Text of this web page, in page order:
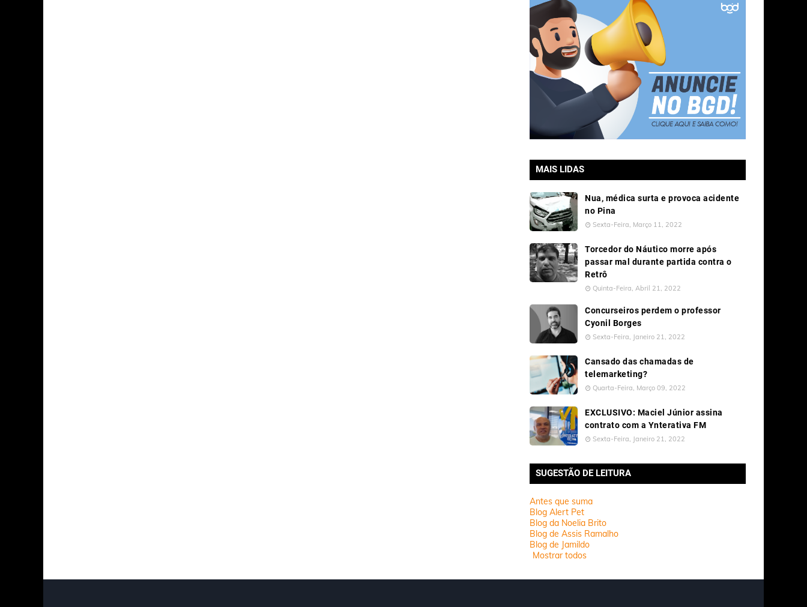
MAIS LIDAS
Nua, médica surta e provoca acidente
no Pina
Sexta-Feira, Março 11, 2022
Torcedor do Náutico morre após
passar mal durante partida contra o
Retrô
Quinta-Feira, Abril 21, 2022
Concurseiros perdem o professor
Cyonil Borges
Sexta-Feira, Janeiro 21, 2022
Cansado das chamadas de
telemarketing?
Quarta-Feira, Março 09, 2022
EXCLUSIVO: Maciel Júnior assina
contrato com a Ynterativa FM
Sexta-Feira, Janeiro 21, 2022
SUGESTÃO DE LEITURA
Antes que suma
Blog Alert Pet
Blog da Noelia Brito
Blog de Assis Ramalho
Blog de Jamildo
Mostrar todos